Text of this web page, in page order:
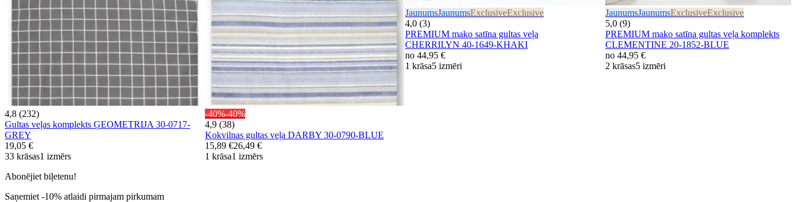
4,8 (232)
Gultas veļas komplekts ĢEOMETRIJA 30-0717-
GREY
19,05 €
33 krāsas1 izmērs
-40%-40%
4,9 (38)
Kokvilnas gultas veļa DARBY 30-0790-BLUE
15,89 €26,49 €
1 krāsa1 izmērs
JaunumsJaunumsExclusiveExclusive
4,0 (3)
PREMIUM mako satīna gultas veļa
CHERRILYN 40-1649-KHAKI
no 44,95 €
1 krāsa5 izmēri
JaunumsJaunumsExclusiveExclusive
5,0 (9)
PREMIUM mako satīna gultas veļa komplekts
CLEMENTINE 20-1852-BLUE
no 44,95 €
2 krāsas5 izmēri
Abonējiet biļetenu!
Saņemiet -10% atlaidi pirmajam pirkumam